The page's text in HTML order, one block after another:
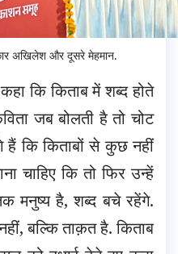
अखिलेश और दूसरे मेहमान.
कि किताब में शब्द होते
जब बोलती है तो चोट
कि किताबों से कुछ नहीं
चाहिए कि तो फिर उन्हें
मनुष्य है, शब्द बचे रहेंगे.
बल्कि ताक़त है. किताब